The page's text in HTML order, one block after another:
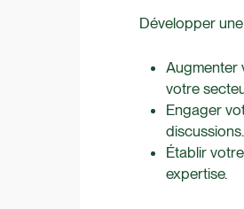
Développer
Augmenter
votre
Engager
discussions.
Établir
expertise.